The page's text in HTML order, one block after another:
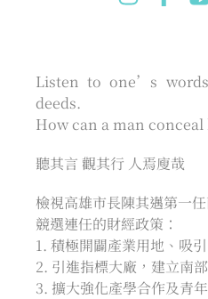
Listen to one’s
deeds.
How can a man
聽其言 觀其行 人焉廋哉
檢視高雄市長陳其邁第一
競選連任的財經政策：
1. 積極開闢產業用地、吸
2. 引進指標大廠，建立南
3. 擴大強化產學合作及青